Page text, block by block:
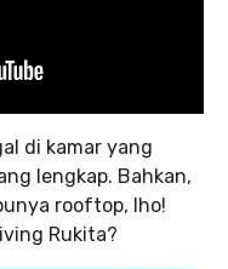
di kamar yang
lengkap. Bahkan,
rooftop, lho!
Rukita?